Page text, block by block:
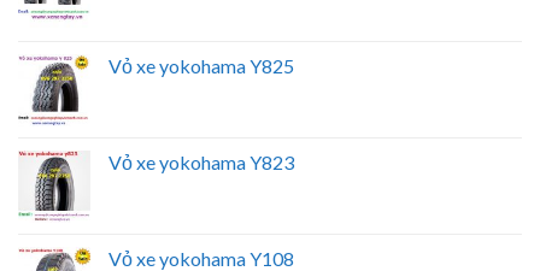
Vỏ xe yokohama Y825
Vỏ xe yokohama Y823
Vỏ xe yokohama Y108